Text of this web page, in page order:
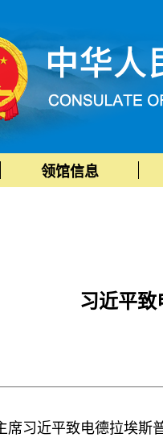
领馆信息
习近平
席习近平致电德拉埃斯